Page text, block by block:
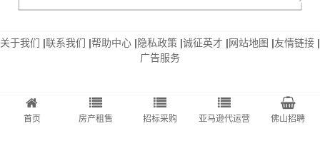
首页 房产租售 招标采购 亚马逊代运营 佛山招聘
关于我们 |联系我们 |帮助中心 |隐私政策 |诚征英才 |网站地图 |友情链接 |
广告服务